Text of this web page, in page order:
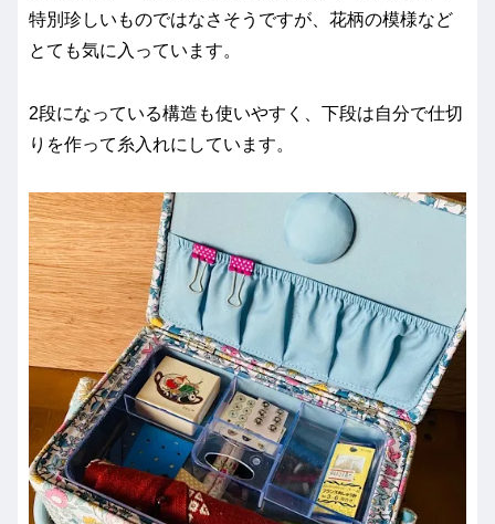
特別珍しいものではなさそうですが、花柄の模様など
とても気に入っています。
2段になっている構造も使いやすく、下段は自分で仕切
りを作って糸入れにしています。